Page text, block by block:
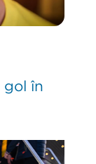
gol în